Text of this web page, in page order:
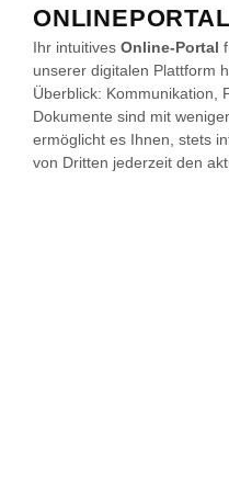
ONLINEPORTAL
Ihr intuitives Online-Portal
unserer digitalen Plattform
Überblick: Kommunikation,
Dokumente sind mit
ermöglicht es Ihnen, stets
von Dritten jederzeit den